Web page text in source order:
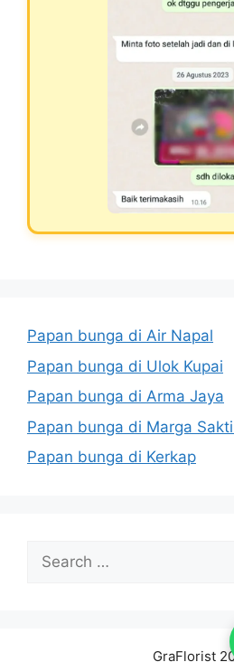
Papan bunga di Air Napal
Papan bunga di Ulok Kupai
Papan bunga di Arma Jaya
Papan bunga di Marga
Papan bunga di Kerkap
Search
for:
GraFlorist